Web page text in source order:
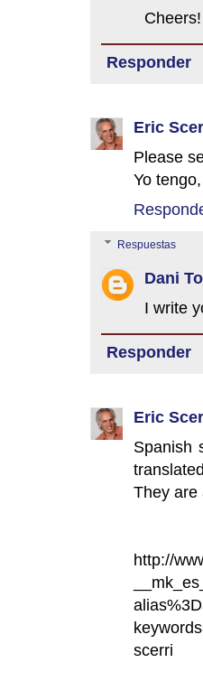
Cheers!
Responder
Eric
Please
Yo
Respuestas
Dani
I write
Responder
Eric
Spanish
They are
http://
scerri